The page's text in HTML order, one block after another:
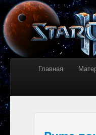
Главная